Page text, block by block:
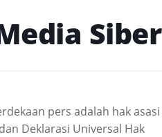
Siber
pers adalah hak asasi
Deklarasi Universal Hak